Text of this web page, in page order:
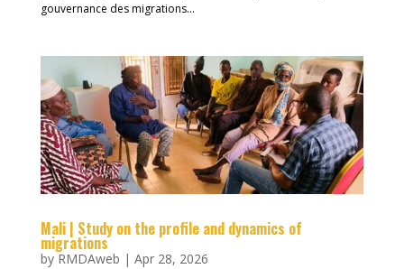
gouvernance des migrations...
Mali | Study on the profile and dynamics of
migrations
by RMDAweb | Apr 28, 2026